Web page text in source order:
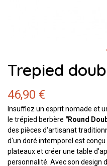
Trepied
46,90 €
Insufflez un esprit nomade et
le trépied berbère "Round
des pièces d'artisanat
d'un doré intemporel est
plateaux et créer une table
personnalité. Avec son design